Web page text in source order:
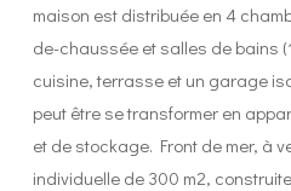
maison est distribuée en 4
de-chaussée et salles de bains
cuisine, terrasse et un garage
peut être se transformer en
et de stockage. Front de mer, à
individuelle de 300 m2,